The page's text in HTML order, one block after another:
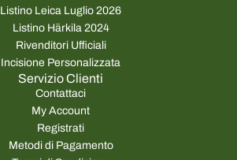
Listino Leica Luglio 2026
Listino Härkila 2024
Rivenditori Ufficiali
Incisione Personalizzata
Servizio Clienti
Contattaci
My Account
Registrati
Metodi di Pagamento